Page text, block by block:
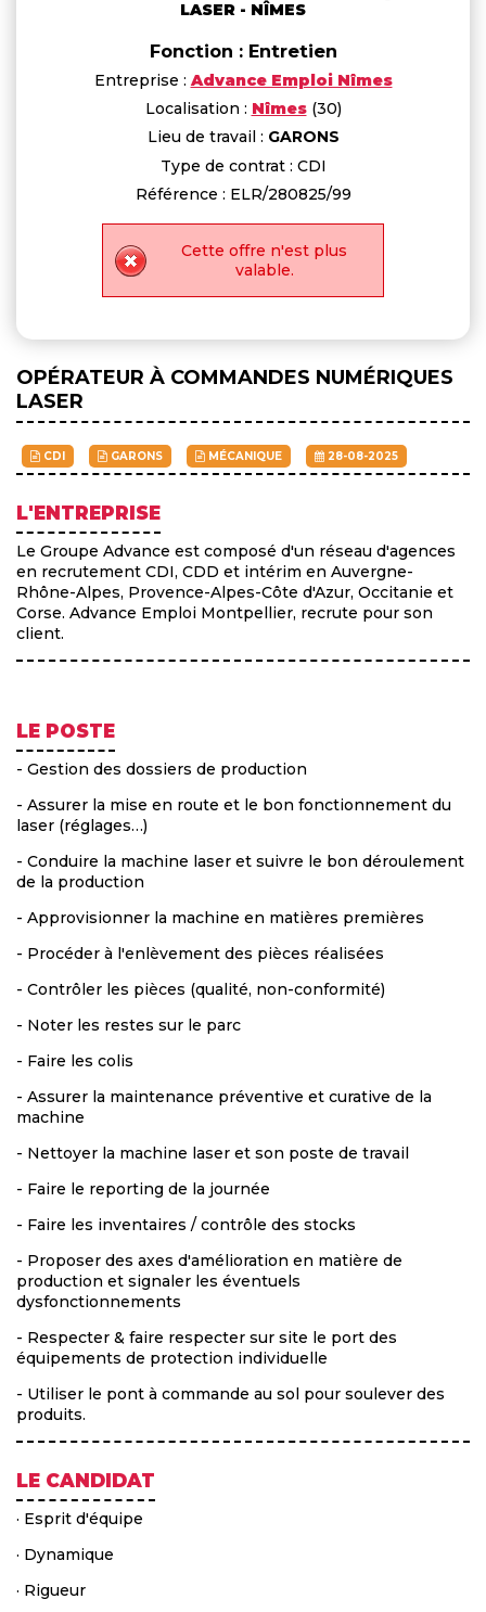
LASER - NÎMES
Fonction : Entretien
Entreprise : Advance Emploi Nîmes
Localisation : Nîmes(30)
Lieu de travail : GARONS
Type de contrat : CDI
Référence : ELR/280825/99
Cette offre n'est plus
valable.
OPÉRATEUR À COMMANDES NUMÉRIQUES
LASER
CDI GARONS MÉCANIQUE 28-08-2025
L'ENTREPRISE
Le Groupe Advance est composé d'un réseau d'agences
en recrutement CDI, CDD et intérim en Auvergne-
Rhône-Alpes, Provence-Alpes-Côte d'Azur, Occitanie et
Corse. Advance Emploi Montpellier, recrute pour son
client.
LE POSTE
- Gestion des dossiers de production
- Assurer la mise en route et le bon fonctionnement du
laser (réglages…)
- Conduire la machine laser et suivre le bon déroulement
de la production
- Approvisionner la machine en matières premières
- Procéder à l'enlèvement des pièces réalisées
- Contrôler les pièces (qualité, non-conformité)
- Noter les restes sur le parc
- Faire les colis
- Assurer la maintenance préventive et curative de la
machine
- Nettoyer la machine laser et son poste de travail
- Faire le reporting de la journée
- Faire les inventaires / contrôle des stocks
- Proposer des axes d'amélioration en matière de
production et signaler les éventuels
dysfonctionnements
- Respecter & faire respecter sur site le port des
équipements de protection individuelle
- Utiliser le pont à commande au sol pour soulever des
produits.
LE CANDIDAT
· Esprit d'équipe
· Dynamique
· Rigueur